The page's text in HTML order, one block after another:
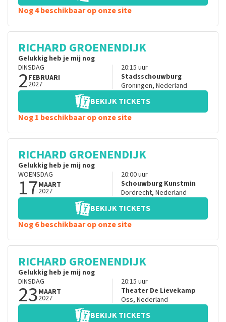
Nog 4 beschikbaar op onze site
RICHARD GROENENDIJK
Gelukkig heb je mij nog
DINSDAG
2FEBRUARI
2027
20:15 uur
Stadsschouwburg
Groningen, Nederland
BEKIJK TICKETS
Nog 1 beschikbaar op onze site
RICHARD GROENENDIJK
Gelukkig heb je mij nog
WOENSDAG
17MAART
2027
20:00uur
Schouwburg Kunstmin
Dordrecht, Nederland
BEKIJK TICKETS
Nog 6 beschikbaar op onze site
RICHARD GROENENDIJK
Gelukkig heb je mij nog
DINSDAG
23MAART
2027
20:15 uur
Theater De Lievekamp
Oss, Nederland
BEKIJK TICKETS